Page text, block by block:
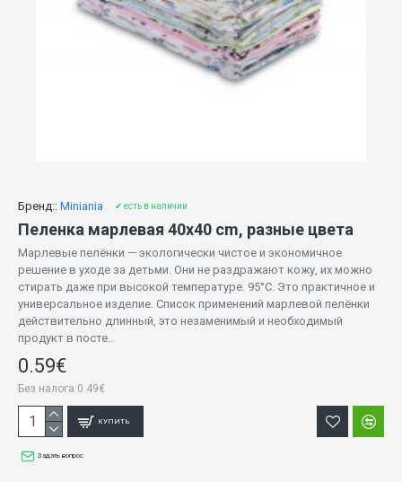
Бренд:: Miniania ✔ есть в наличии
Пеленка марлевая 40x40 cm, разные цвета
Марлевые пелёнки — экологически чистое и экономичное
решение в уходе за детьми. Они не раздражают кожу, их можно
стирать даже при высокой температуре. 95°С. Это практичное и
универсальное изделие. Список применений марлевой пелёнки
действительно длинный, это незаменимый и необходимый
продукт в посте..
0.59€
Без налога:0.49€
КУПИТЬ
Задать вопрос